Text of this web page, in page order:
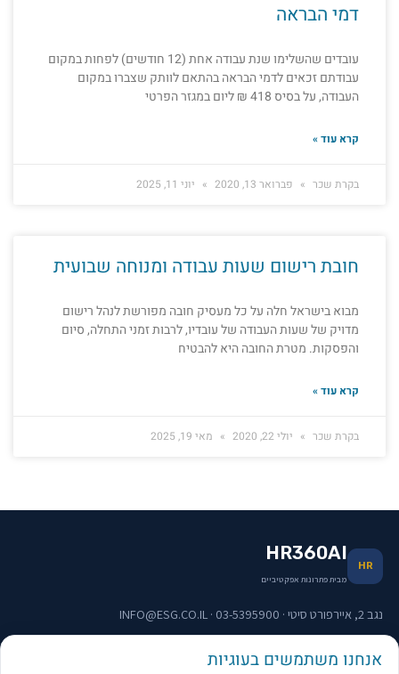
דמי הבראה
עובדים שהשלימו שנת עבודה אחת (12 חודשים) לפחות במקום
עבודתם זכאים לדמי הבראה בהתאם לוותק שצברו במקום
העבודה, על בסיס 418 ₪ ליום במגזר הפרטי
קרא עוד »
בקרת שכר פברואר 13, 2020 יוני 11, 2025
חובת רישום שעות עבודה ומנוחה שבועית
מבוא בישראל חלה על כל מעסיק חובה מפורשת לנהל רישום
מדויק של שעות העבודה של עובדיו, לרבות זמני התחלה, סיום
והפסקות. מטרת החובה היא להבטיח
קרא עוד »
בקרת שכר יולי 22, 2020 מאי 19, 2025
HR
HR360AI
מבית פתרונות אפקטיביים
נגב 2, איירפורט סיטי · 03-5395900 · INFO@ESG.CO.IL
תפריט וקישורים
אנחנו משתמשים בעוגיות